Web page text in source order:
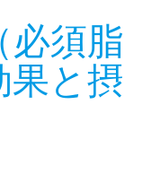
必須脂
と摂